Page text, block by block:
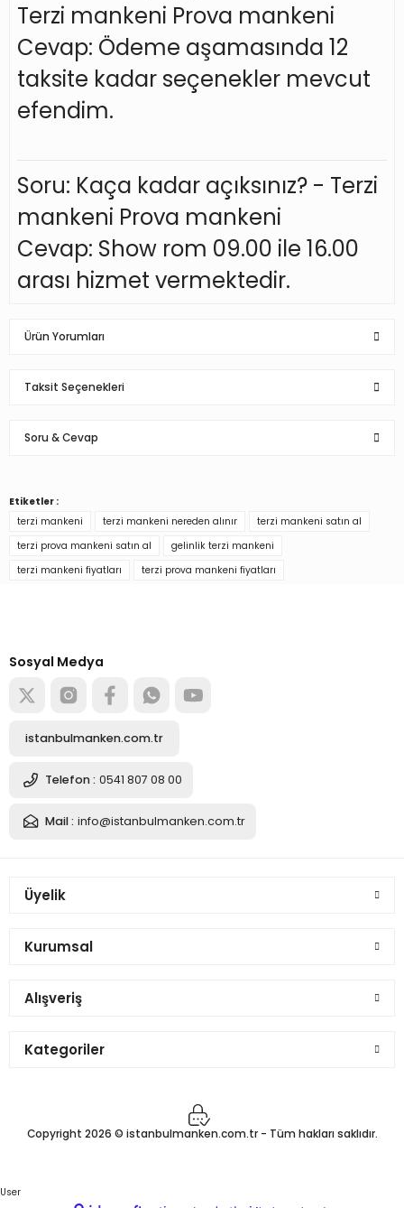
Terzi mankeni Prova mankeni
Cevap: Ödeme aşamasında 12
taksite kadar seçenekler mevcut
efendim.
Soru: Kaça kadar açıksınız? - Terzi
mankeni Prova mankeni
Cevap: Show rom 09.00 ile 16.00
arası hizmet vermektedir.
Ürün Yorumları
Taksit Seçenekleri
Soru & Cevap
Etiketler :
terzi mankeni
terzi mankeni nereden alınır
terzi mankeni satın al
terzi prova mankeni satın al
gelinlik terzi mankeni
terzi mankeni fiyatları
terzi prova mankeni fiyatları
Sosyal Medya
istanbulmanken.com.tr
Telefon : 0541 807 08 00
Mail : info@istanbulmanken.com.tr
Üyelik
Kurumsal
Alışveriş
Kategoriler
Copyright 2026 © istanbulmanken.com.tr - Tüm hakları saklıdır.
User